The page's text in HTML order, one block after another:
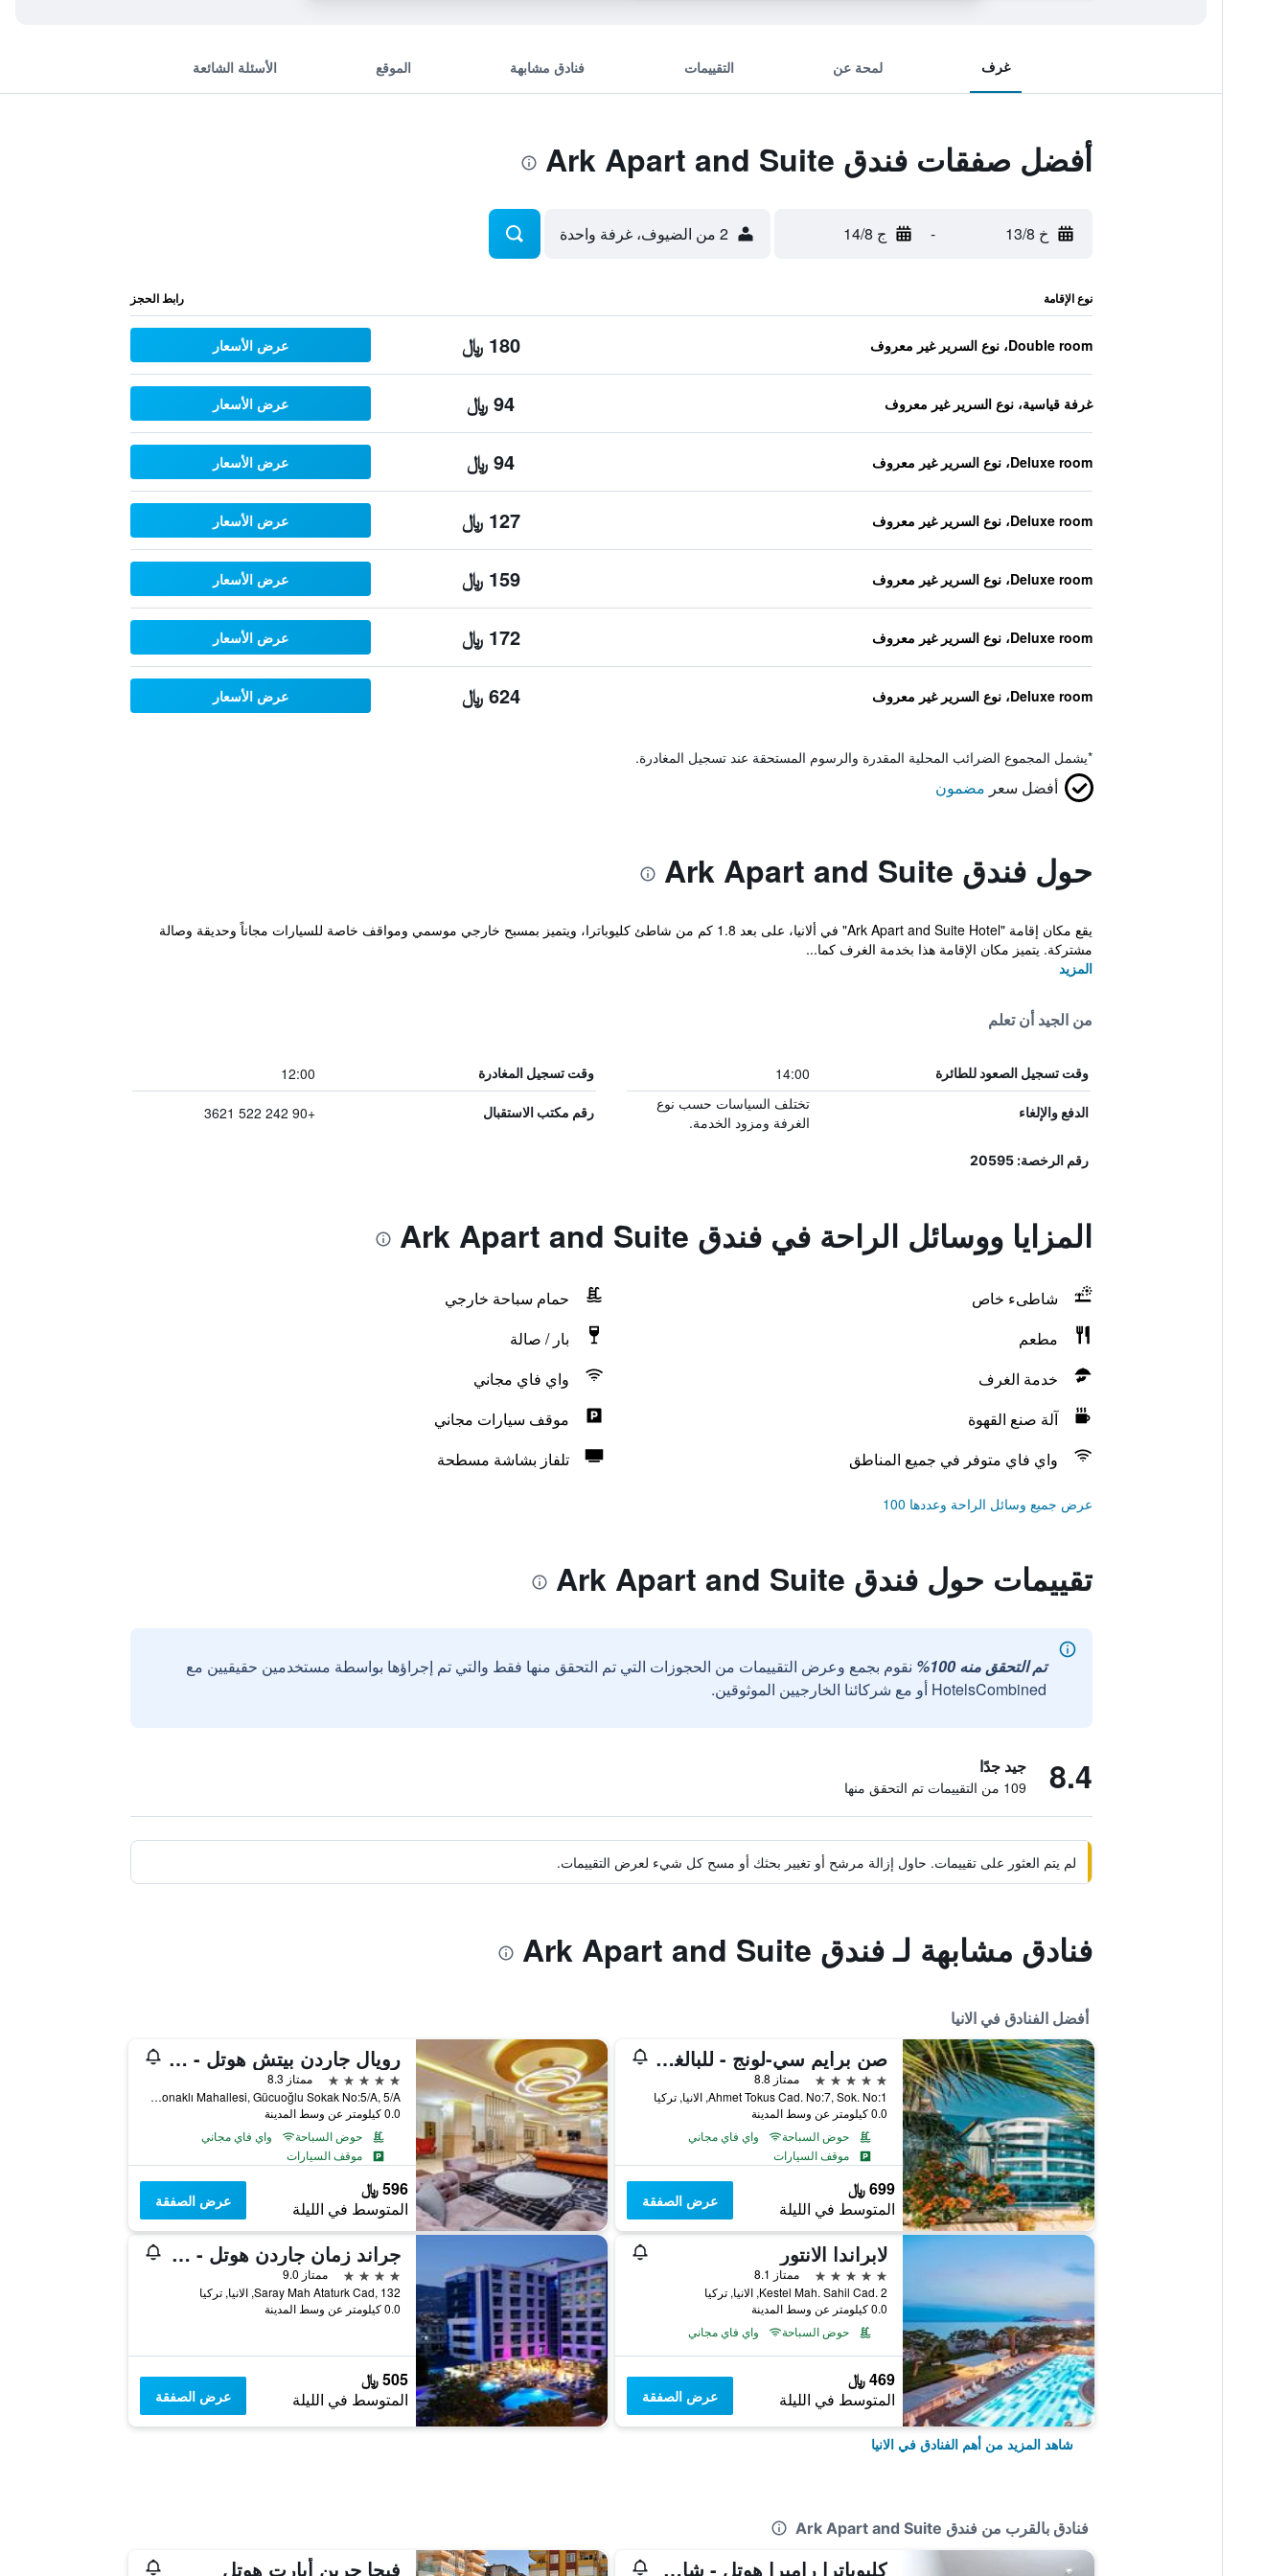
غرف لمحة عن التقييمات فنادق مشابهة الموقع الأسئلة الشائعة
أفضل صفقات فندق Ark Apart and Suite
خ 13/8 - ج 14/8 2 من الضيوف، غرفة واحدة
نوع الإقامة رابط الحجز
Double room، نوع السرير غير معروف 180 ﷼ عرض الأسعار
غرفة قياسية، نوع السرير غير معروف 94 ﷼ عرض الأسعار
Deluxe room، نوع السرير غير معروف 94 ﷼ عرض الأسعار
Deluxe room، نوع السرير غير معروف 127 ﷼ عرض الأسعار
Deluxe room، نوع السرير غير معروف 159 ﷼ عرض الأسعار
Deluxe room، نوع السرير غير معروف 172 ﷼ عرض الأسعار
Deluxe room، نوع السرير غير معروف 624 ﷼ عرض الأسعار
*يشمل المجموع الضرائب المحلية المقدرة والرسوم المستحقة عند تسجيل المغادرة.
أفضل سعر مضمون
حول فندق Ark Apart and Suite
يقع مكان إقامة "Ark Apart and Suite Hotel" في ألانيا، على بعد 1.8 كم من شاطئ كليوباترا، ويتميز بمسبح خارجي موسمي ومواقف خاصة للسيارات مجاناً وحديقة وصالة
مشتركة. يتميز مكان الإقامة هذا بخدمة الغرف كما...
المزيد
من الجيد أن تعلم
وقت تسجيل الصعود للطائرة 14:00 وقت تسجيل المغادرة 12:00
الدفع والإلغاء
تختلف السياسات حسب نوع
الغرفة ومزود الخدمة.
رقم مكتب الاستقبال +90 242 522 3621
رقم الرخصة: 20595
المزايا ووسائل الراحة في فندق Ark Apart and Suite
شاطىء خاص
حمام سباحة خارجي
مطعم
بار / صالة
خدمة الغرف
واي فاي مجاني
آلة صنع القهوة
موقف سيارات مجاني
واي فاي متوفر في جميع المناطق
تلفاز بشاشة مسطحة
عرض جميع وسائل الراحة وعددها 100
تقييمات حول فندق Ark Apart and Suite
تم التحقق منه 100%
نقوم بجمع وعرض التقييمات من الحجوزات التي تم التحقق منها فقط والتي تم إجراؤها بواسطة مستخدمين حقيقيين مع
HotelsCombined أو مع شركائنا الخارجيين الموثوقين.
8.4 جيد جدًا
109 من التقييمات تم التحقق منها
لم يتم العثور على تقييمات. حاول إزالة مرشح أو تغيير بحثك أو مسح كل شيء لعرض التقييمات.
فنادق مشابهة لـ فندق Ark Apart and Suite
أفضل الفنادق في الانيا
صن برايم سي-لونج - للبالغين فقط
5 نجوم
ممتاز 8.8
Ahmet Tokus Cad. No:7, Sok. No:1, الانيا, تركيا
0.0 كيلومتر عن وسط المدينة
حوض السباحة
واي فاي مجاني
موقف السيارات
699 ﷼
المتوسط في الليلة عرض الصفقة
رويال جاردن بيتش هوتل - شامل جميع الخدمات
5 نجوم
ممتاز 8.3
Konaklı Mahallesi, Gücuoğlu Sokak No:5/A, 5/A, الانيا, تركيا
0.0 كيلومتر عن وسط المدينة
حوض السباحة
واي فاي مجاني
موقف السيارات
596 ﷼
المتوسط في الليلة عرض الصفقة
لابراندا الانتور
5 نجوم
ممتاز 8.1
Kestel Mah. Sahil Cad. 2, الانيا, تركيا
0.0 كيلومتر عن وسط المدينة
حوض السباحة
واي فاي مجاني
469 ﷼
المتوسط في الليلة عرض الصفقة
جراند زمان جاردن هوتل - شامل جميع الخدمات
4 نجوم
ممتاز 9.0
Saray Mah Ataturk Cad, 132, الانيا, تركيا
0.0 كيلومتر عن وسط المدينة
505 ﷼
المتوسط في الليلة عرض الصفقة
شاهد المزيد من أهم الفنادق في الانيا
فنادق بالقرب من فندق Ark Apart and Suite
كليوباترا راميرا هوتل - شامل جميع الخدمات فيجا جرين أبارت هوتل